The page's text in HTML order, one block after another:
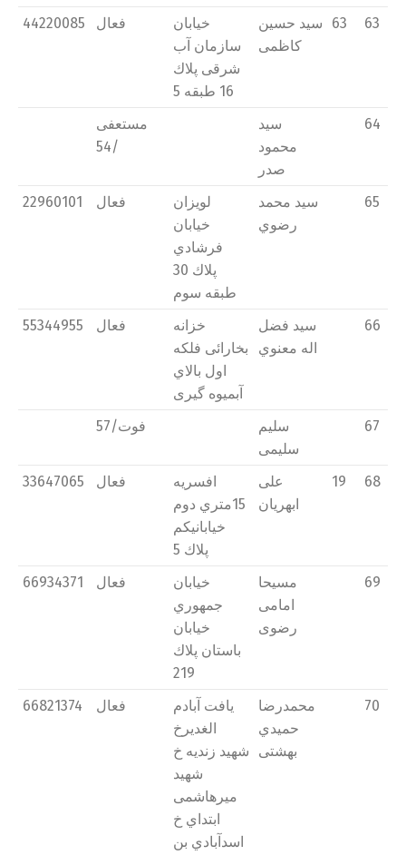
44220085 فعال
خیابان
سازمان آب
شرقی پلاك
16 طبقه 5
سید حسین
كاظمی
63 63
مستعفی
/54
سید
محمود
صدر
64
22960101 فعال
لويزان
خیابان
فرشادي
پلاك 30
طبقه سوم
سید محمد
رضوي
65
55344955 فعال
خزانه
بخارائی فلکه
اول بالاي
آبمیوه گیری
سید فضل
اله معنوي
66
فوت/57
سلیم
سلیمی
67
33647065 فعال
افسريه
15متري دوم
خیابانیکم
پلاك 5
علی
ابهريان
19 68
66934371 فعال
خیابان
جمهوري
خیابان
باستان پلاك
219
مسیحا
امامی
رضوی
69
66821374 فعال
يافت آبادم
الغديرخ
شهید زنديه خ
شهید
میرهاشمی
ابتداي خ
اسدآبادي بن
محمدرضا
حمیدي
بهشتی
70